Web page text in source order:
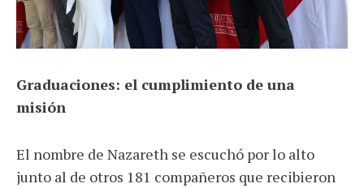
Graduaciones: el cumplimiento de una
misión
El nombre de Nazareth se escuchó por lo alto
junto al de otros 181 compañeros que recibieron